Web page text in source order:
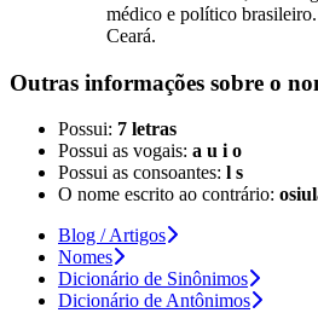
médico e político
Ceará.
Outras informações sobre o
Possui: 7 letras
Possui as vogais: a u i o
Possui as consoantes: l s
O nome escrito ao contrário:
Blog / Artigos
Nomes
Dicionário de Sinônimos
Dicionário de Antônimos